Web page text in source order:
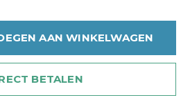
AAN WINKELWAGEN
BETALEN